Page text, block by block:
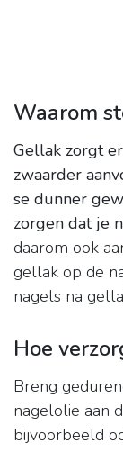
Waarom
Gellak zorgt
zwaarder
se dunner
zorgen dat je
daarom ook
gellak op de
nagels na
Hoe
Breng
nagelolie aan
bijvoorbeeld